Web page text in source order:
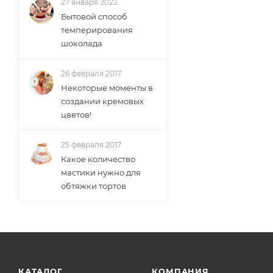
27 января 2022
Бытовой способ
темперирования
шоколада
26 февраля 2017
Некоторые моменты в
создании кремовых
цветов!
25 февраля 2017
Какое количество
мастики нужно для
обтяжки тортов